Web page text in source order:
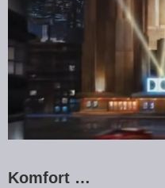
Komfort …